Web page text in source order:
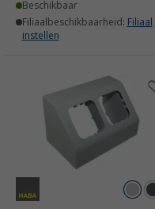
Beschikbaar
Filiaalbeschikbaarheid: Filiaal
instellen